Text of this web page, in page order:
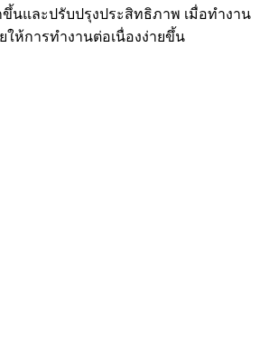
นและปรับปรุงประสิทธิภาพ เมื่อทำงาน
ห้การทำงานต่อเนื่องง่ายขึ้น